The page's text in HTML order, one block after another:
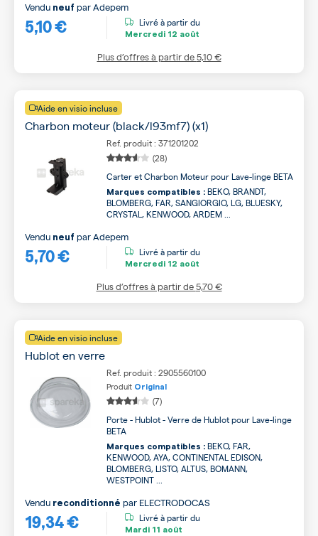
5,10 €
Vendu neuf parAdepem
Livré à partir du
Mercredi 12 août
Plus d’offres à partir de5,10 €
Aide en visio incluse
Charbon moteur (black/l93mf7) (x1)
Ref. produit : 371201202
(28)
Carter et Charbon Moteur pour Lave-linge BETA
Marques compatibles : BEKO, BRANDT,
BLOMBERG, FAR, SANGIORGIO, LG, BLUESKY,
CRYSTAL, KENWOOD, ARDEM ...
5,70 €
Vendu neuf parAdepem
Livré à partir du
Mercredi 12 août
Plus d’offres à partir de5,70 €
Aide en visio incluse
Hublot en verre
Ref. produit : 2905560100
Produit Original
(7)
Porte - Hublot - Verre de Hublot pour Lave-linge
BETA
Marques compatibles : BEKO, FAR,
KENWOOD, AYA, CONTINENTAL EDISON,
BLOMBERG, LISTO, ALTUS, BOMANN,
WESTPOINT ...
19,34 €
Vendu reconditionné par ELECTRODOCAS
Livré à partir du
Mardi 11 août